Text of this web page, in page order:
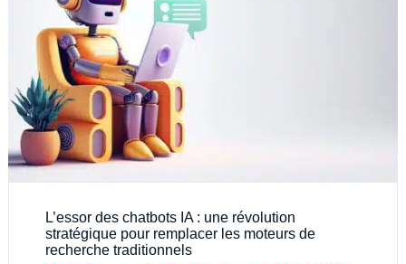
L’essor des chatbots IA : une révolution
stratégique pour remplacer les moteurs de
recherche traditionnels